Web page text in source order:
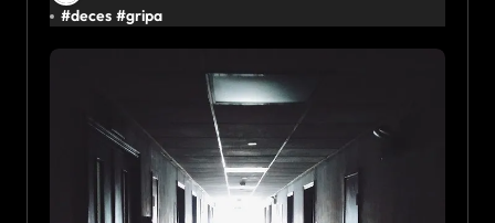
#deces #gripa